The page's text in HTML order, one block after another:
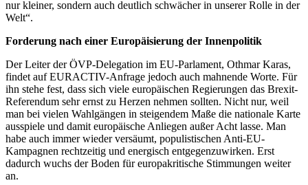
nur kleiner, sondern auch deutlich schwächer in unserer Rolle in der
Welt“.
Forderung nach einer Europäisierung der Innenpolitik
Der Leiter der ÖVP-Delegation im EU-Parlament, Othmar Karas,
findet auf EURACTIV-Anfrage jedoch auch mahnende Worte. Für
ihn stehe fest, dass sich viele europäischen Regierungen das Brexit-
Referendum sehr ernst zu Herzen nehmen sollten. Nicht nur, weil
man bei vielen Wahlgängen in steigendem Maße die nationale Karte
ausspiele und damit europäische Anliegen außer Acht lasse. Man
habe auch immer wieder versäumt, populistischen Anti-EU-
Kampagnen rechtzeitig und energisch entgegenzuwirken. Erst
dadurch wuchs der Boden für europakritische Stimmungen weiter
an.